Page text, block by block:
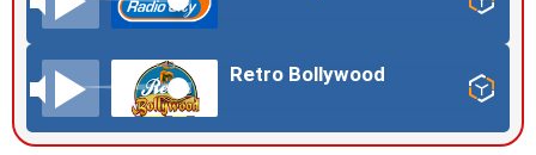
Retro Bollywood